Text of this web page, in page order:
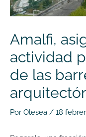
Amalfi,
actividad
de las
Por Olesea / 18